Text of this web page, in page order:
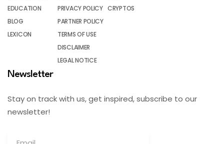
EDUCATION
BLOG
LEXICON
PRIVACY POLICY
PARTNER POLICY
TERMS OF USE
DISCLAIMER
LEGAL NOTICE
CRYPTOS
Newsletter
Stay on track with us, get inspired, subscribe to our
newsletter!